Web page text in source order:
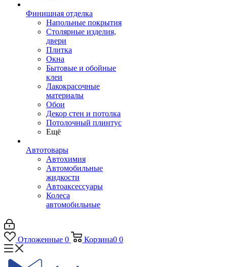
Финишная отделка
Напольные покрытия
Столярные изделия,
двери
Плитка
Окна
Бытовые и обойные
клеи
Лакокрасочные
материалы
Обои
Декор стен и потолка
Потолочный плинтус
Ещё
Автотовары
Автохимия
Автомобильные
жидкости
Автоаксессуары
Колеса
автомобильные
Отложенные 0 Корзина0 0